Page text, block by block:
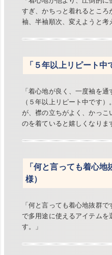
すぎ、かちっと着れるとこ
袖、半袖順次、変えようと考
「５年以上リピート中
「着心地が良く、一度袖を通
（５年以上リピート中です
が、襟の立ちがよく、かっこ
のを着ていると嬉しくなりま
「何と言っても着心
様）
「何と言っても着心地抜群
で多用途に使えるアイテムを
す。」